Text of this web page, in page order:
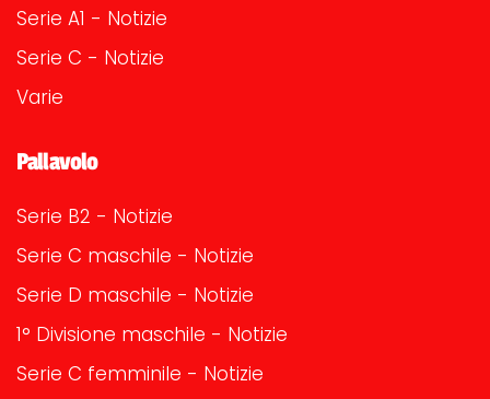
Serie A1 - Notizie
Serie C - Notizie
Varie
Pallavolo
Serie B2 - Notizie
Serie C maschile - Notizie
Serie D maschile - Notizie
1° Divisione maschile - Notizie
Serie C femminile - Notizie